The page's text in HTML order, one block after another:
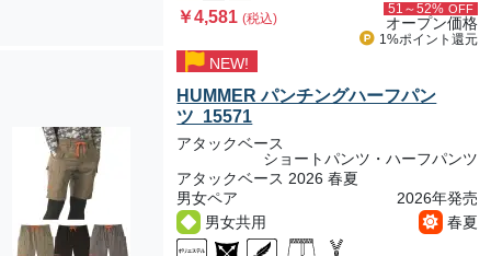
￥4,581(税込)
51～52% OFF
オープン価格
1%ポイント 還元
NEW!
HUMMER パンチングハーフパン
ツ 15571
アタックベース
ショートパンツ・ハーフパンツ
アタックベース 2026 春夏
男女ペア
2026年発売
男女共用
春夏